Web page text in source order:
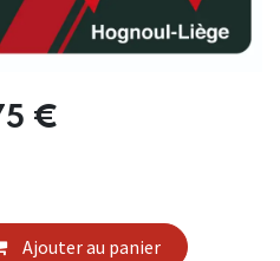
€
Ajouter au panier